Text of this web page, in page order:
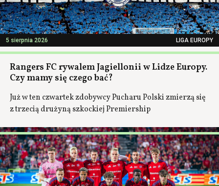
5 sierpnia 2026 LIGA EUROPY
Rangers FC rywalem Jagiellonii w Lidze Europy.
Czy mamy się czego bać?
Już w ten czwartek zdobywcy Pucharu Polski zmierzą się
z trzecią drużyną szkockiej Premiership